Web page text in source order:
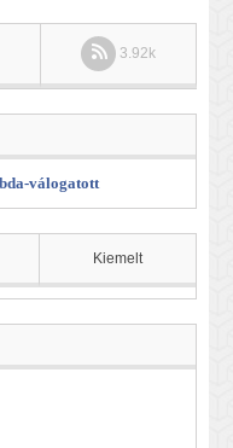
3.92k
válogatott
Kiemelt